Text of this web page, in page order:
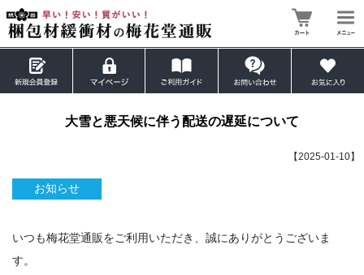
大雪と悪天候に伴う配送の遅延について
【2025-01-10】
お知らせ
いつも梅花堂通販をご利用いただき、誠にありがとうございま
す。